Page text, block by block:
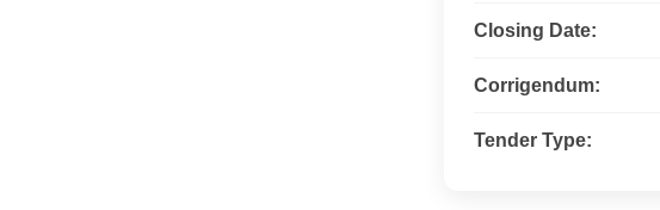
Closing Date:
Corrigendum:
Tender Type: